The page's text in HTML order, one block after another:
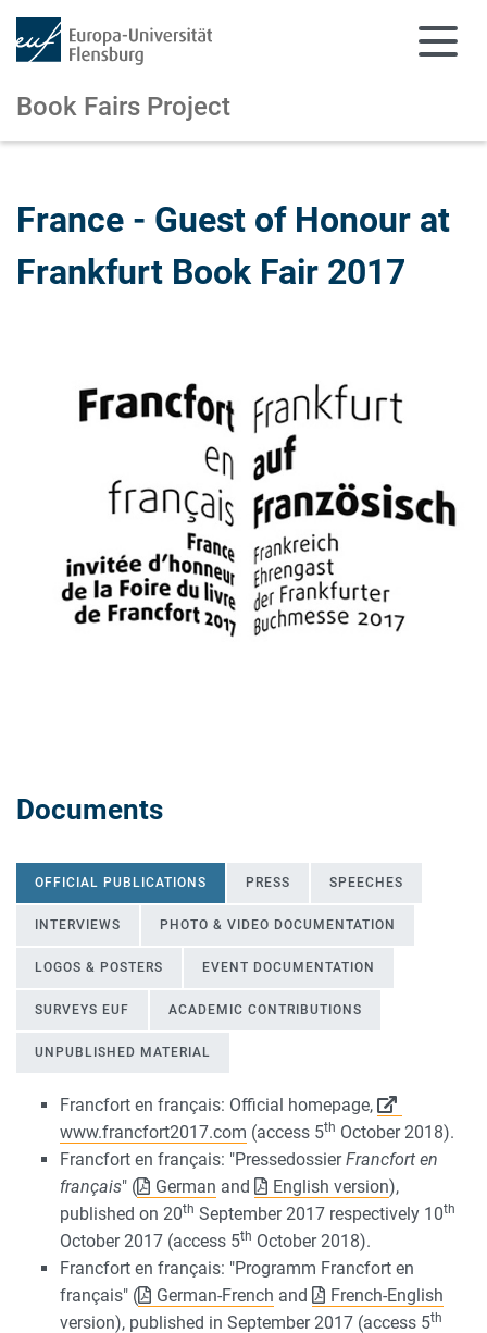
Book Fairs Project
France - Guest of Honour at
Frankfurt Book Fair 2017
Documents
OFFICIAL PUBLICATIONS PRESS SPEECHES
INTERVIEWS PHOTO & VIDEO DOCUMENTATION
LOGOS & POSTERS EVENT DOCUMENTATION
SURVEYS EUF ACADEMIC CONTRIBUTIONS
UNPUBLISHED MATERIAL
OFFICIAL PUBLICATIONS
Francfort en français: Official homepage,
www.francfort2017.com (access 5th October 2018).
Francfort en français: "PressedossierFrancfort en
français" ( German and English version),
published on 20th September 2017 respectively 10th
October 2017 (access 5th October 2018).
Francfort en français: "Programm Francfort en
français" (
German-French and
French-English
version), published in September 2017 (access 5th